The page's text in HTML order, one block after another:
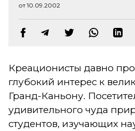
от 10.09.2002
Креационисты давно
глубокий интерес к
Гранд-Каньону.
удивительного чуда
студентов, изучающих